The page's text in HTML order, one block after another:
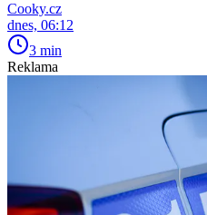
Cooky.cz
dnes, 06:12
3 min
Reklama